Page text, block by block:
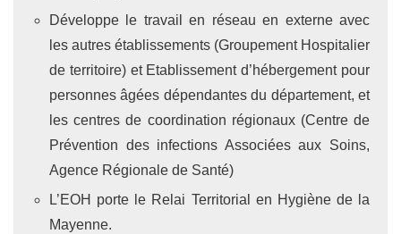
Développe le travail en réseau en externe avec
les autres établissements (Groupement Hospitalier
de territoire) et Etablissement d’hébergement pour
personnes âgées dépendantes du département, et
les centres de coordination régionaux (Centre de
Prévention des infections Associées aux Soins,
Agence Régionale de Santé)
L’EOH porte le Relai Territorial en Hygiène de la
Mayenne.